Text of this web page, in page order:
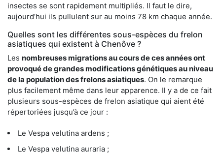
insectes se sont rapidement multipliés. Il faut le dire,
aujourd’hui ils pullulent sur au moins 78 km chaque année.
Quelles sont les différentes sous-espèces du frelon
asiatiques qui existent à Chenôve ?
Les nombreuses migrations au cours de ces années ont
provoqué de grandes modifications génétiques au niveau
de la population des frelons asiatiques. On le remarque
plus facilement même dans leur apparence. Il y a de ce fait
plusieurs sous-espèces de frelon asiatique qui aient été
répertoriées jusqu’à ce jour :
Le Vespa velutina ardens ;
Le Vespa velutina auraria ;